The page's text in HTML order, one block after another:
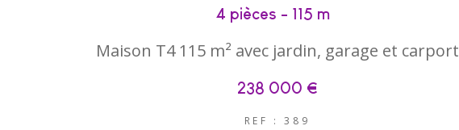
4 pièces - 115 m²
Maison T4 115 m² avec jardin, garage et carport
238 000 €
REF : 389